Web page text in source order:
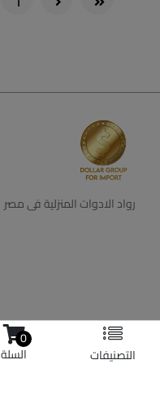
التصنيفات
0
السلة
رواد الادوات المنزلية فى مصر